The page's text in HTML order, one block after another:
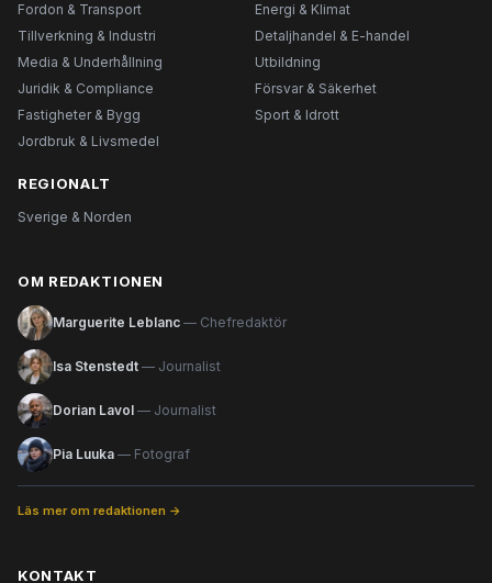
Fordon & Transport
Energi & Klimat
Tillverkning & Industri
Detaljhandel & E-handel
Media & Underhållning
Utbildning
Juridik & Compliance
Försvar & Säkerhet
Fastigheter & Bygg
Sport & Idrott
Jordbruk & Livsmedel
REGIONALT
Sverige & Norden
OM REDAKTIONEN
Marguerite Leblanc — Chefredaktör
Isa Stenstedt — Journalist
Dorian Lavol — Journalist
Pia Luuka — Fotograf
Läs mer om redaktionen →
KONTAKT